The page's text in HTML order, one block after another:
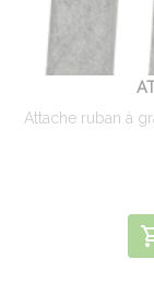
Attache ruban à